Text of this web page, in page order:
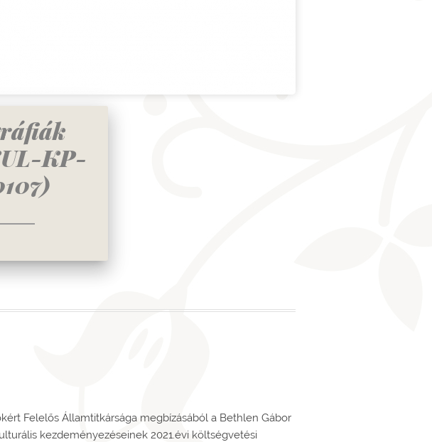
KP-
Felelős Államtitkársága megbízásából a Bethlen Gábor
kezdeményezéseinek 2021.évi költségvetési